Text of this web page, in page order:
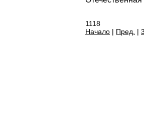
1118
Начало | Пред. |